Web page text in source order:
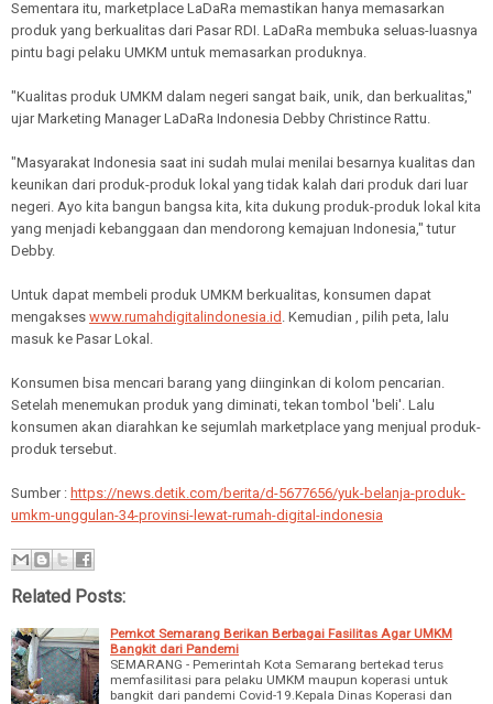
Sementara itu, marketplace LaDaRa memastikan hanya memasarkan
produk yang berkualitas dari Pasar RDI. LaDaRa membuka seluas-luasnya
pintu bagi pelaku UMKM untuk memasarkan produknya.
"Kualitas produk UMKM dalam negeri sangat baik, unik, dan berkualitas,"
ujar Marketing Manager LaDaRa Indonesia Debby Christince Rattu.
"Masyarakat Indonesia saat ini sudah mulai menilai besarnya kualitas dan
keunikan dari produk-produk lokal yang tidak kalah dari produk dari luar
negeri. Ayo kita bangun bangsa kita, kita dukung produk-produk lokal kita
yang menjadi kebanggaan dan mendorong kemajuan Indonesia," tutur
Debby.
Untuk dapat membeli produk UMKM berkualitas, konsumen dapat
mengakses www.rumahdigitalindonesia.id . Kemudian , pilih peta, lalu
masuk ke Pasar Lokal.
Konsumen bisa mencari barang yang diinginkan di kolom pencarian.
Setelah menemukan produk yang diminati, tekan tombol 'beli'. Lalu
konsumen akan diarahkan ke sejumlah marketplace yang menjual produk-
produk tersebut.
Sumber : https://news.detik.com/berita/d-5677656/yuk-belanja-produk-
umkm-unggulan-34-provinsi-lewat-rumah-digital-indonesia
Related Posts:
Pemkot Semarang Berikan Berbagai Fasilitas Agar UMKM
Bangkit dari Pandemi
SEMARANG - Pemerintah Kota Semarang bertekad terus
memfasilitasi para pelaku UMKM maupun koperasi untuk
bangkit dari pandemi Covid-19.Kepala Dinas Koperasi dan